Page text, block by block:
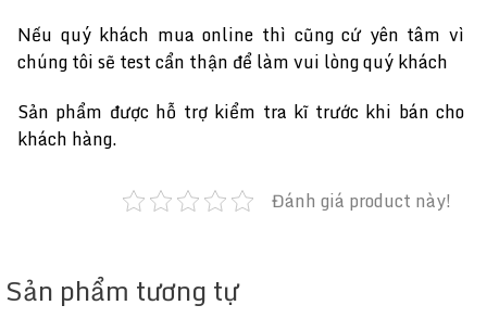
Nếu quý khách mua online thì cũng cứ yên tâm vì
chúng tôi sẽ test cẩn thận để làm vui lòng quý khách
Sản phẩm được hỗ trợ kiểm tra kĩ trước khi bán cho
khách hàng.
Đánh giá product này!
Sản phẩm tương tự